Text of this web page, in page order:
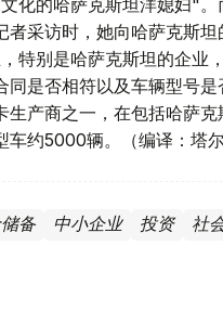
化的哈萨克斯坦洋媳妇"
者采访时，她向哈萨克斯
特别是哈萨克斯坦的企业
同是否相符以及车辆型号
生产商之一，在包括哈萨
约5000辆。（编译：塔尔
备 中小企业 投资 社